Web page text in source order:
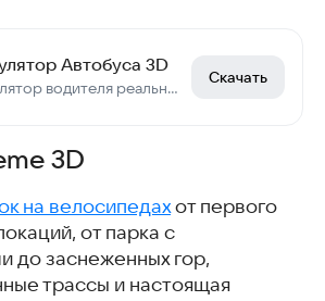
Автобуса 3D
Симулятор водителя реального автобуса!
Скачать
3D
на велосипедахот первого
от парка с
до заснеженных гор,
трассы и настоящая